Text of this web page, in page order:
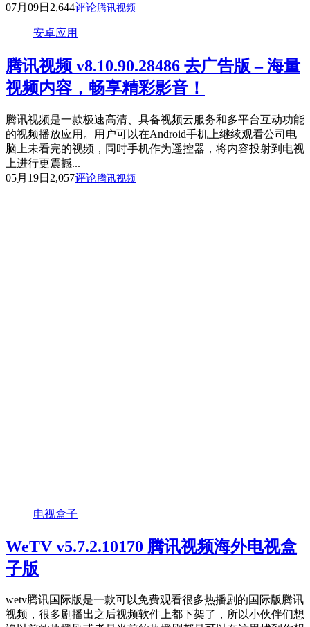
07月09日 2,644评论腾讯视频
安卓应用
腾讯视频 v8.10.90.28486 去广告版 – 海量
视频内容，畅享精彩影音！
腾讯视频是一款极速高清、具备视频云服务和多平台互动功能
的视频播放应用。用户可以在Android手机上继续观看公司电
脑上未看完的视频，同时手机作为遥控器，将内容投射到电视
上进行更震撼...
05月19日 2,057评论腾讯视频
电视盒子
WeTV v5.7.2.10170 腾讯视频海外电视盒
子版
wetv腾讯国际版是一款可以免费观看很多热播剧的国际版腾讯
视频，很多剧播出之后视频软件上都下架了，所以小伙伴们想